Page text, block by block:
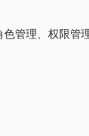
管理、权限管